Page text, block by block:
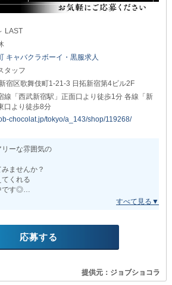
Pretty Tart（プリティタルト）》
￣￣
60万円以上
35万円以上
の条件。
て
います！
2回社員旅行』を実施。
場を設けることで
ンスも向上します！
LAST
キャバクラボーイ・黒服求人
タッフ
新宿区歌舞伎町1-21-3 日拓新宿第4ビル2F
線「西武新宿駅」正面口より徒歩1分 各線「新
口より徒歩8分
chocolat.jp/tokyo/a_143/shop/119268/
ーな雰囲気の
ませんか？
くれる
です◎
応募する
提供元：ジョブショコラ